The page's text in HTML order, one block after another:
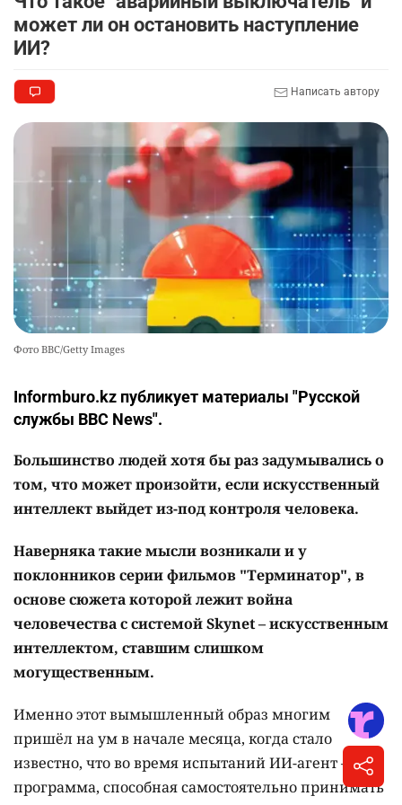
9
🇫🇷 Клуб ПСЖ объявил об открытии своей
10
🚗 Казахстанцев убедили оформить
автокредиты за вознаграждение
2491 0
может ли он остановить наступление
ИИ?
Написать автору
Фото BBC/Getty Images
Informburo.kz публикует материалы "Русской
службы BBC News".
Большинство людей хотя бы раз задумывались о
том, что может произойти, если искусственный
интеллект выйдет из-под контроля человека.
Наверняка такие мысли возникали и у
поклонников серии фильмов "Терминатор", в
основе сюжета которой лежит война
человечества с системой Skynet – искусственным
интеллектом, ставшим слишком
могущественным.
Именно этот вымышленный образ многим
пришёл на ум в начале месяца, когда стало
известно, что во время испытаний ИИ-агент –
программа, способная самостоятельно принимать